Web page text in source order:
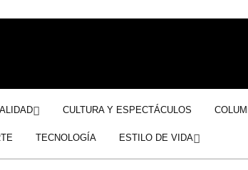
CULTURA Y ESPECTÁCULOS
TECNOLOGÍA ESTILO DE VIDA